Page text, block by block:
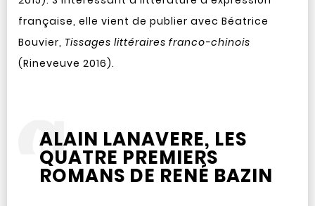
française, elle vient de publier avec Béatrice
Bouvier, Tissages littéraires franco-chinois
(Rineveuve 2016).
ALAIN LANAVERE, LES
QUATRE PREMIERS
ROMANS DE RENÉ BAZIN